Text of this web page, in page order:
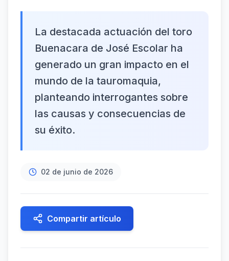
La destacada actuación del toro
Buenacara de José Escolar ha
generado un gran impacto en el
mundo de la tauromaquia,
planteando interrogantes sobre
las causas y consecuencias de
su éxito.
02 de junio de 2026
Compartir artículo